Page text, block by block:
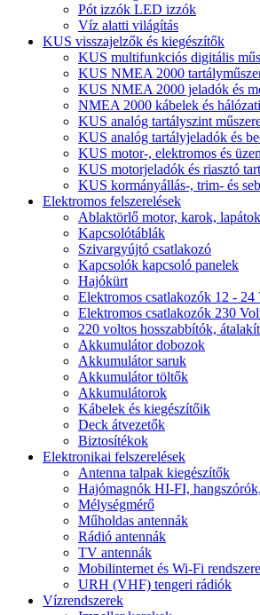
Pót izzók LED izzók
Víz alatti világítás
KUS visszajelzők és kiegészítők
KUS multifunkciós digitális
KUS NMEA 2000
KUS NMEA 2000 jeladók és
NMEA 2000 kábelek és
KUS analóg tartályszint
KUS analóg tartályjeladók és
KUS motor-, elektromos és
KUS motorjeladók és riasztó
KUS kormányállás-, trim- és
Elektromos felszerelések
Ablaktörlő motor, karok, lapátok
Kapcsolótáblák
Szivargyújtó csatlakozó
Kapcsolók kapcsoló panelek
Hajókürt
Elektromos csatlakozók 12 - 24
Elektromos csatlakozók 230
220 voltos hosszabbítók,
Akkumulátor dobozok
Akkumulátor saruk
Akkumulátor töltők
Akkumulátorok
Kábelek és kiegészítőik
Deck átvezetők
Biztosítékok
Elektronikai felszerelések
Antenna talpak kiegészítők
Hajómagnók HI-FI,
Mélységmérő
Műholdas antennák
Rádió antennák
TV antennák
Mobilinternet és Wi-Fi
URH (VHF) tengeri rádiók
Vízrendszerek